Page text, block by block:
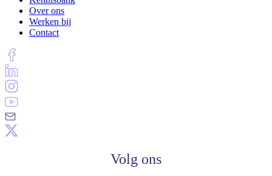
Over ons
Werken bij
Contact
Volg ons